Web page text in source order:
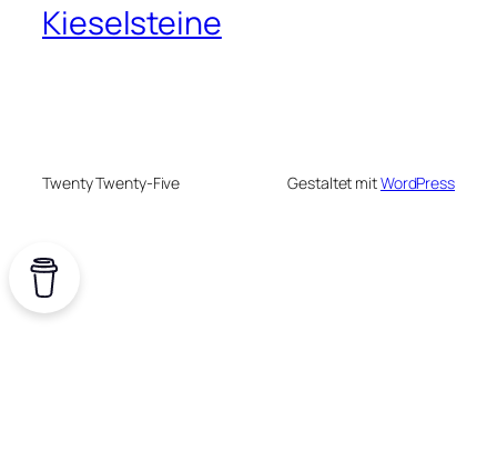
Kieselsteine
Twenty Twenty-Five Gestaltet mitWordPress